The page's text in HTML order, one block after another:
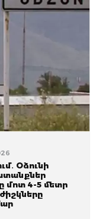
Օձունի
մոտ 4-5 մետր